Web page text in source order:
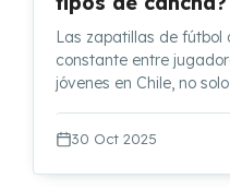
Las zapatillas de fútbol
constante entre
jóvenes en Chile, no
30 Oct 2025